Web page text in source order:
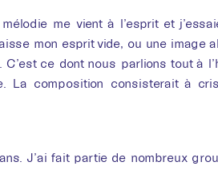
me vient à l’esprit et
mon esprit vide, ou une image
ce dont nous parlions tout à
La composition consisterait à
J’ai fait partie de nombreux